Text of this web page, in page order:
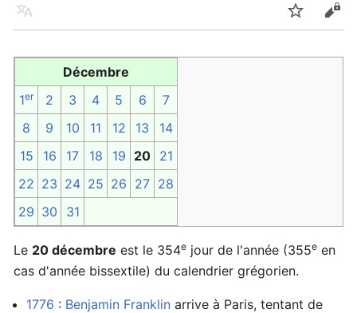
Langue Suivre
Décembre
1er 2 3 4 5 6
7
8
9 10 11 12 13
14
15
16 17 18 19 20 21
22 23 24 25 26 27 28
29 30 31
Le 20 décembre est le 354e jour de l'année (355e en
cas d'année bissextile) du calendrier grégorien.
1776 : Benjamin Franklin arrive à Paris, tentant de